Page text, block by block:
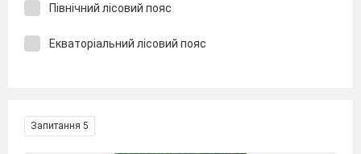
Північний лісовий пояс
Екваторіальний лісовий пояс
Запитання 5